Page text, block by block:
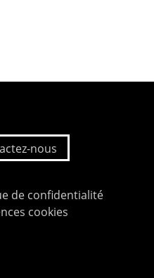
nous
de confidentialité
cookies